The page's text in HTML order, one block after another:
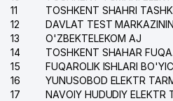
11
12
13
O'ZBEKTELEKOM AJ
14
15
16
17